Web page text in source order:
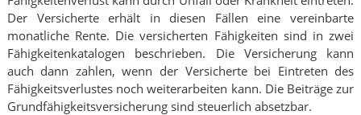
Der Versicherte erhält in diesen Fällen eine vereinbarte
monatliche Rente. Die versicherten Fähigkeiten sind in zwei
Fähigkeitenkatalogen beschrieben. Die Versicherung kann
auch dann zahlen, wenn der Versicherte bei Eintreten des
Fähigkeitsverlustes noch weiterarbeiten kann. Die Beiträge zur
Grundfähigkeitsversicherung sind steuerlich absetzbar.